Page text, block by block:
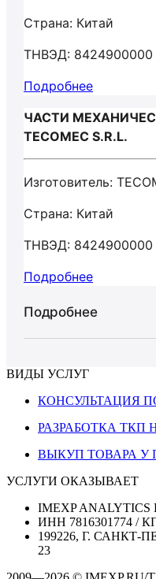
Страна: Китай
ТНВЭД: 8424900000
Подробнее
ЧАСТИ
TECOMEC S.R.L.
Изготовитель:
Страна: Китай
ТНВЭД: 8424900000
Подробнее
Подробнее
ВИДЫ УСЛУГ
КОНСУЛЬТАЦИЯ
РАЗРАБОТКА
ВЫКУП ТОВАРА У
УСЛУГИ ОКАЗЫВАЕТ
IMEXP ANALYTICS
ИНН 7816301774 /
199226, Г. САНКТ-
23